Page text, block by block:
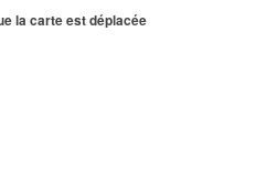
la carte est déplacée